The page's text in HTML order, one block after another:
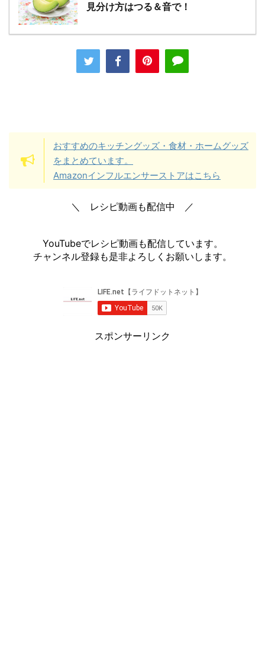
見分け方はつる＆音で！
おすすめのキッチングッズ・食材・ホームグッズ
をまとめています。
Amazonインフルエンサーストアはこちら
＼ レシピ動画も配信中 ／
YouTubeでレシピ動画も配信しています。
チャンネル登録も是非よろしくお願いします。
スポンサーリンク